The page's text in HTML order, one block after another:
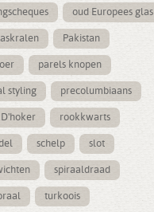
oud Europees glas
Pakistan
parels knopen
styling precolumbiaans
D'hoker rookkwarts
schelp slot
spiraaldraad
turkoois